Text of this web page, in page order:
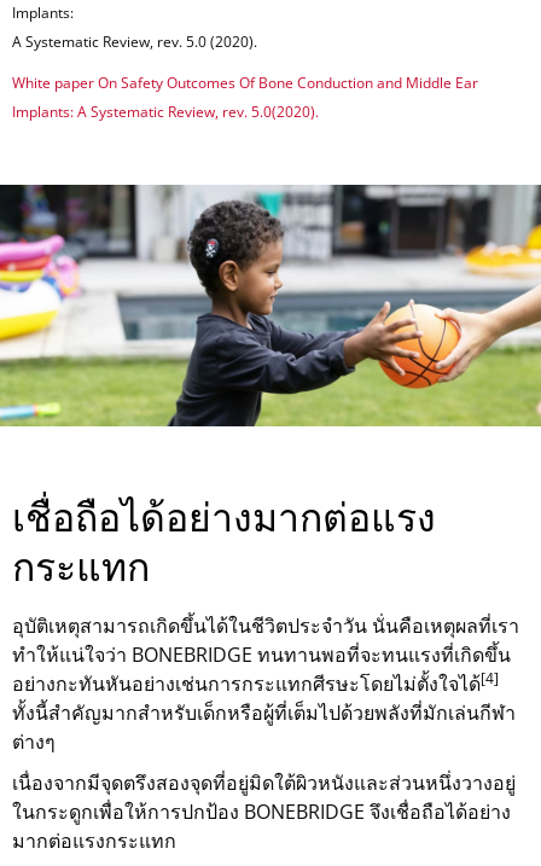
Implants:
A Systematic Review, rev. 5.0 (2020).
White paper On Safety Outcomes Of Bone Conduction and Middle Ear
Implants: A Systematic Review, rev. 5.0(2020).
เชื่อถือได้อย่างมากต่อแรง
กระแทก
อุบัติเหตุสามารถเกิดขึ้นได้ในชีวิตประจำวัน นั่นคือเหตุผลที่เรา
ทำให้แน่ใจว่า BONEBRIDGE ทนทานพอที่จะทนแรงที่เกิดขึ้น
อย่างกะทันหันอย่างเช่นการกระแทกศีรษะโดยไม่ตั้งใจได้[4]
ทั้งนี้สำคัญมากสำหรับเด็กหรือผู้ที่เต็มไปด้วยพลังที่มักเล่นกีฬา
ต่างๆ
เนื่องจากมีจุดตรึงสองจุดที่อยู่มิดใต้ผิวหนังและส่วนหนึ่งวางอยู่
ในกระดูกเพื่อให้การปกป้อง BONEBRIDGE จึงเชื่อถือได้อย่าง
มากต่อแรงกระแทก